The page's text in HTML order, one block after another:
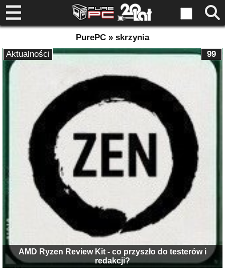
PurePC » skrzynia
AMD Ryzen Review Kit - co przyszło do testerów i
redakcji?
99
Aktualności